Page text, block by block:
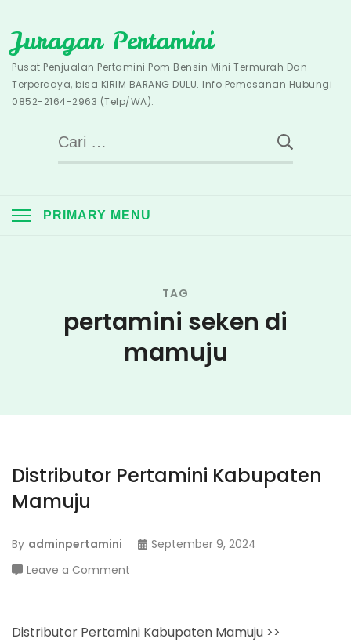
to
content
Juragan Pertamini
Pusat Penjualan Pertamini Pom Bensin Mini Termurah Dan
Terpercaya, bisa KIRIM BARANG DULU. Info Pemesanan Hubungi
0852-2164-2963 (Telp/WA).
Cari
untuk:
PRIMARY MENU
TAG
pertamini seken di
mamuju
Distributor Pertamini Kabupaten
Mamuju
By adminpertamini
September 9, 2024
Leave a Comment
Kabupaten
Distributor Pertamini Kabupaten Mamuju >>